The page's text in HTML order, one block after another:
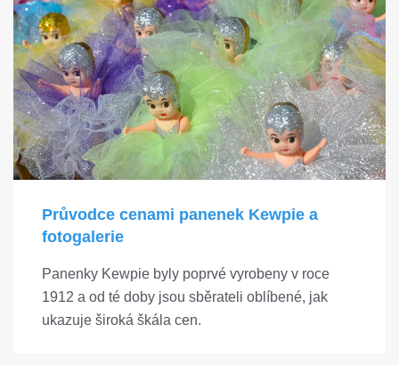
Průvodce cenami panenek Kewpie a
fotogalerie
Panenky Kewpie byly poprvé vyrobeny v roce
1912 a od té doby jsou sběrateli oblíbené, jak
ukazuje široká škála cen.